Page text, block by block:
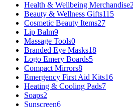
Health & Wellbeing Merchandise
Beauty & Wellness Gifts115
Cosmetic Beauty Items27
Lip Balm9
Massage Tools0
Branded Eye Masks18
Logo Emery Boards5
Compact Mirrors8
Emergency First Aid Kits16
Heating & Cooling Pads7
Soaps2
Sunscreen6